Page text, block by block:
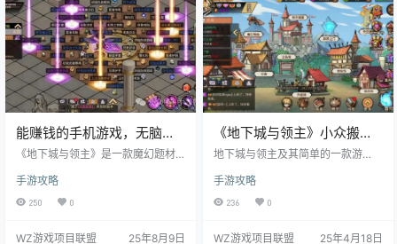
能赚钱的手机游戏，无脑刷
图搬砖打宝，支持自由交易
《地下城与领主》是一款魔幻题材
e。因为游戏角色死亡是不会损失道
具的。 但游戏里面会随机掉落装
技能书通过冒险回关挑战魔王随机
手游攻略
250 0
WZ游戏项目联盟 25年8月9日
《地下城与领主》小众搬砖
手游，自由交易支持点对点
地下城与领主及其简单的一款游
作。 收入来源:是钻石，装备、头像
框、称号、魔核等~99%的掉落都可
参加。 时间成本:所有活跃任务我的
手游攻略
236 0
WZ游戏项目联盟 25年4月18日